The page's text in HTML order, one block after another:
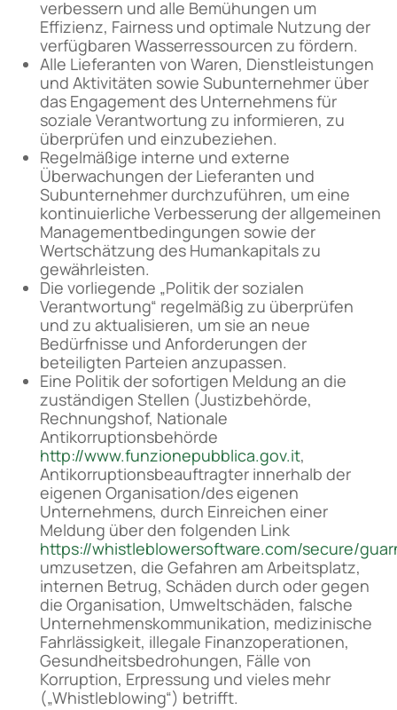
verbessern und alle Bemühungen um
Effizienz, Fairness und optimale Nutzung der
verfügbaren Wasserressourcen zu fördern.
Alle Lieferanten von Waren, Dienstleistungen
und Aktivitäten sowie Subunternehmer über
das Engagement des Unternehmens für
soziale Verantwortung zu informieren, zu
überprüfen und einzubeziehen.
Regelmäßige interne und externe
Überwachungen der Lieferanten und
Subunternehmer durchzuführen, um eine
kontinuierliche Verbesserung der allgemeinen
Managementbedingungen sowie der
Wertschätzung des Humankapitals zu
gewährleisten.
Die vorliegende „Politik der sozialen
Verantwortung“ regelmäßig zu überprüfen
und zu aktualisieren, um sie an neue
Bedürfnisse und Anforderungen der
beteiligten Parteien anzupassen.
Eine Politik der sofortigen Meldung an die
zuständigen Stellen (Justizbehörde,
Rechnungshof, Nationale
Antikorruptionsbehörde
http://www.funzionepubblica.gov.it,
Antikorruptionsbeauftragter innerhalb der
eigenen Organisation/des eigenen
Unternehmens, durch Einreichen einer
Meldung über den folgenden Link
https://whistleblowersoftware.com/secure/
umzusetzen, die Gefahren am Arbeitsplatz,
internen Betrug, Schäden durch oder gegen
die Organisation, Umweltschäden, falsche
Unternehmenskommunikation, medizinische
Fahrlässigkeit, illegale Finanzoperationen,
Gesundheitsbedrohungen, Fälle von
Korruption, Erpressung und vieles mehr
(„Whistleblowing“) betrifft.